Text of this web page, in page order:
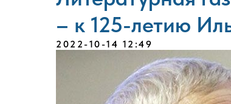
– к 125-летию
2022-10-14 12:49